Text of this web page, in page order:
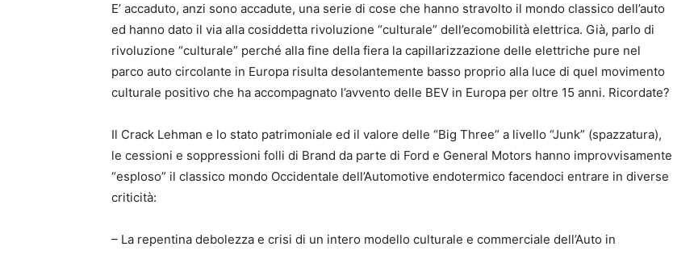
E’ accaduto, anzi sono accadute, una serie di cose che hanno stravolto il mondo classico dell’auto
ed hanno dato il via alla cosiddetta rivoluzione “culturale” dell’ecomobilità elettrica. Già, parlo di
rivoluzione “culturale” perché alla fine della fiera la capillarizzazione delle elettriche pure nel
parco auto circolante in Europa risulta desolantemente basso proprio alla luce di quel movimento
culturale positivo che ha accompagnato l’avvento delle BEV in Europa per oltre 15 anni. Ricordate?
Il Crack Lehman e lo stato patrimoniale ed il valore delle “Big Three” a livello “Junk” (spazzatura),
le cessioni e soppressioni folli di Brand da parte di Ford e General Motors hanno improvvisamente
“esploso” il classico mondo Occidentale dell’Automotive endotermico facendoci entrare in diverse
criticità:
– La repentina debolezza e crisi di un intero modello culturale e commerciale dell’Auto in